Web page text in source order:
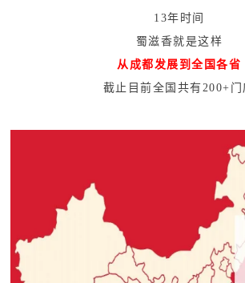
13年时间
蜀滋香就是这样
从成都发展到全国各省
截止目前全国共有200+门